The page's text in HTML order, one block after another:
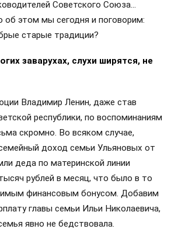
Советского Союза…
об этом мы сегодня и поговорим:
старые традиции?
заварухах, слухи ширятся, не
Владимир Ленин, даже став
республики, по воспоминаниям
скромно. Во всяком случае,
доход семьи Ульяновых от
деда по материнской линии
рублей в месяц, что было в то
финансовым бонусом. Добавим
главы семьи Ильи Николаевича,
явно не бедствовала.